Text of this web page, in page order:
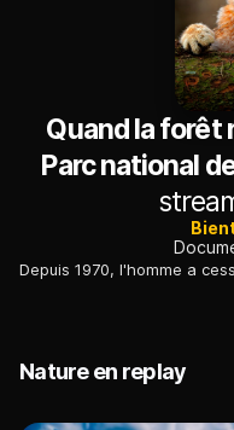
Quand la forêt
Parc national
Nature en replay